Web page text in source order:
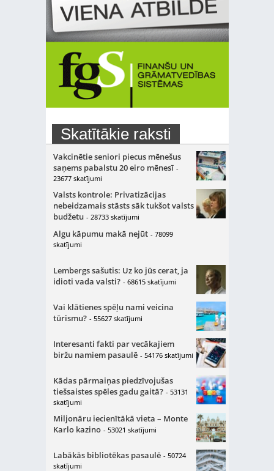
Skatītākie raksti
Vakcinētie seniori piecus mēnešus
saņems pabalstu 20 eiro mēnesī -
23677 skatījumi
Valsts kontrole: Privatizācijas
nebeidzamais stāsts sāk tukšot valsts
budžetu - 28733 skatījumi
Algu kāpumu makā nejūt - 78099
skatījumi
Lembergs sašutis: Uz ko jūs cerat, ja
idioti vada valsti? - 68615 skatījumi
Vai klātienes spēļu nami veicina
tūrismu? - 55627 skatījumi
Interesanti fakti par vecākajiem
biržu namiem pasaulē - 54176 skatījumi
Kādas pārmaiņas piedzīvojušas
tiešsaistes spēles gadu gaitā? - 53131
skatījumi
Miljonāru iecienītākā vieta – Monte
Karlo kazino - 53021 skatījumi
Labākās bibliotēkas pasaulē - 50724
skatījumi